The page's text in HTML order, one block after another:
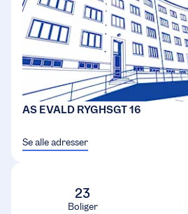
AS EVALD RYGHSGT 16
Se alle adresser
23
Boliger